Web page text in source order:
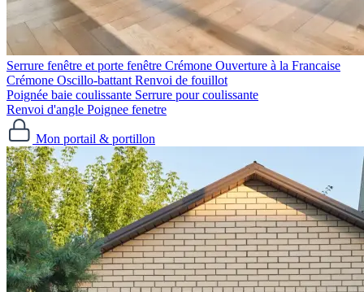
Serrure fenêtre et porte fenêtre
Crémone Ouverture à la Francaise
Crémone Oscillo-battant Renvoi de fouillot
Poignée baie coulissante Serrure pour coulissante
Renvoi d'angle Poignee fenetre
Mon portail & portillon